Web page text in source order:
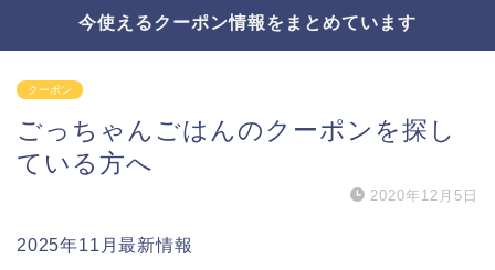
今使えるクーポン情報をまとめています
クーポン
ごっちゃんごはんのクーポンを探し
ている方へ
2020年12月5日
2025年11月最新情報